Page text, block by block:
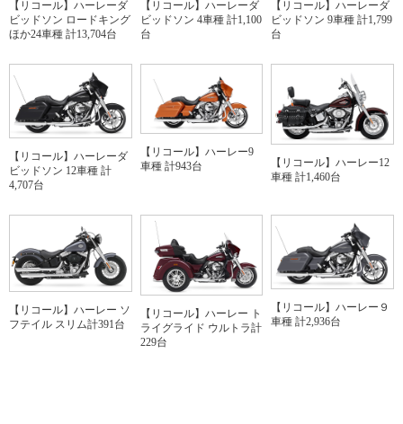
【リコール】ハーレーダ
ビッドソン ロードキング
ほか24車種 計13,704台
【リコール】ハーレーダ
ビッドソン 4車種 計1,100
台
【リコール】ハーレーダ
ビッドソン 9車種 計1,799
台
【リコール】ハーレーダ
ビッドソン 12車種 計
4,707台
【リコール】ハーレー9
車種 計943台
【リコール】ハーレー12
車種 計1,460台
【リコール】ハーレー ソ
フテイル スリム計391台
【リコール】ハーレー ト
ライグライド ウルトラ計
229台
【リコール】ハーレー９
車種 計2,936台